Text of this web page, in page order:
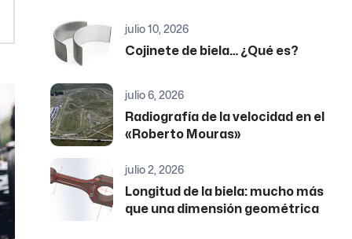
julio 10, 2026
Cojinete de biela… ¿Qué es?
julio 6, 2026
Radiografía de la velocidad en el
«Roberto Mouras»
julio 2, 2026
Longitud de la biela: mucho más
que una dimensión geométrica